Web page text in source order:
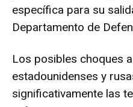
específica para su
Departamento de
Los posibles choques
estadounidenses y
significativamente las